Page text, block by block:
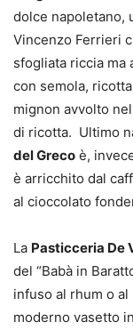
dolce napoletano,
Vincenzo Ferrieri
sfogliata riccia ma
con semola,
mignon avvolto
di ricotta. Ultimo
del Greco è,
è arricchito dal
al cioccolato
La Pasticceria De
del “Babà in
infuso al rhum o
moderno vasetto